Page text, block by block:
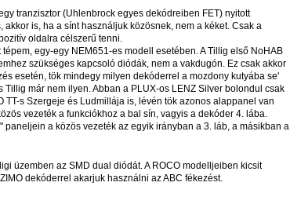
tranzisztor (Uhlenbrock egyes dekódreiben FET) nyitott
is, ha a sínt használjuk közösnek, nem a kéket. Csak a
oldalra célszerű tenni.
egy-egy NEM651-es modell esetében. A Tillig első NoHAB
szükséges kapcsoló diódák, nem a vakdugón. Ez csak akkor
esetén, tök mindegy milyen dekóderrel a mozdony kutyába se'
Tillig már nem ilyen. Abban a PLUX-os LENZ Silver bolondul csak
TT-s Szergeje és Ludmillája is, lévén tök azonos alappanel van
vezeték a funkciókhoz a bal sín, vagyis a dekóder 4. lába.
paneljein a közös vezeték az egyik irányban a 3. láb, a másikban a
üzemben az SMD dual diódát. A ROCO modelljeiben kicsit
dekóderrel akarjuk használni az ABC fékezést.